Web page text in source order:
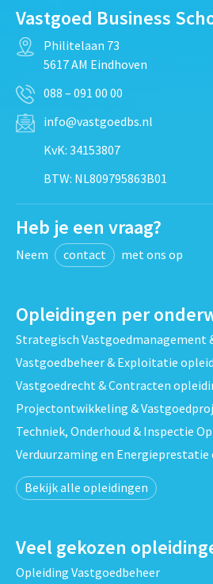
Vastgoed Business
Philitelaan 73
5617 AM Eindhoven
088 – 091 00 00
info@vastgoedbs.nl
KvK: 34153807
BTW: NL809795863B01
Heb je een vraag?
Neem contact met ons op
Opleidingen per
Strategisch Vastgoedmanagement
Vastgoedbeheer & Exploitatie
Vastgoedrecht & Contracten
Projectontwikkeling &
Techniek, Onderhoud & Inspectie
Verduurzaming en
Bekijk alle opleidingen
Veel gekozen
Opleiding Vastgoedbeheer